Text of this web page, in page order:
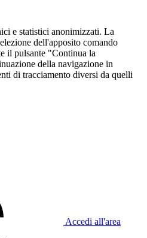
e statistici anonimizzati. La
dell'apposito comando
il pulsante "Continua la
della navigazione in
di tracciamento diversi da quelli
Accedi all'area